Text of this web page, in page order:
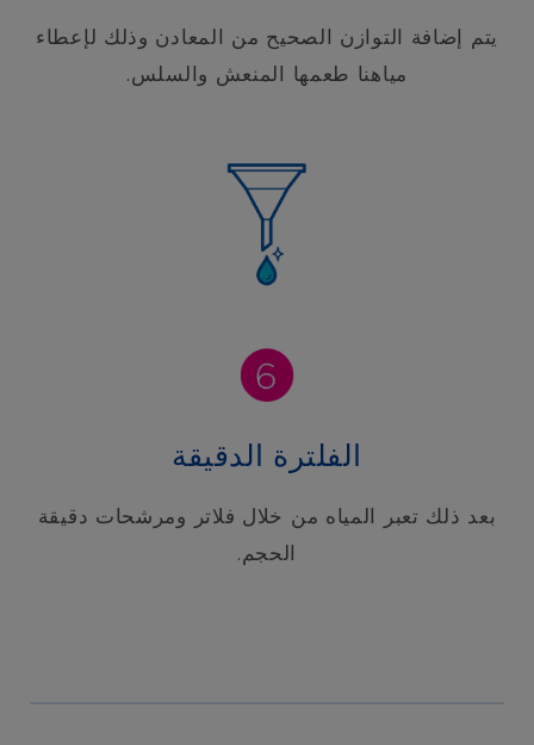
يتم إضافة التوازن الصحيح من المعادن وذلك لإعطاء
مياهنا طعمها المنعش والسلس.
الفلترة الدقيقة
بعد ذلك تعبر المياه من خلال فلاتر ومرشحات دقيقة
الحجم.